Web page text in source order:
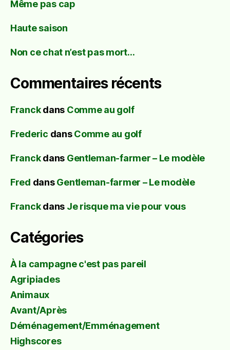
Même pas cap
Haute saison
Non ce chat n’est pas mort…
Commentaires récents
Franckdans Comme au golf
Frederic dansComme au golf
Franckdans Gentleman-farmer – Le modèle
Fred dansGentleman-farmer – Le modèle
Franckdans Je risque ma vie pour vous
Catégories
À la campagne c'est pas pareil
Agripiades
Animaux
Avant/Après
Déménagement/Emménagement
Highscores